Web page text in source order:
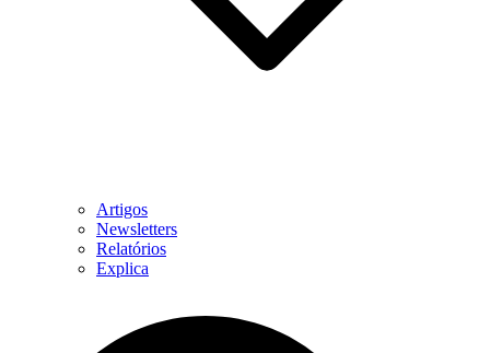
Artigos
Newsletters
Relatórios
Explica